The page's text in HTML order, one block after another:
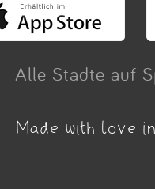
Alle Städte auf
Made with love